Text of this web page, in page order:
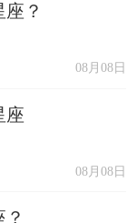
？
08月08日
座
08月08日